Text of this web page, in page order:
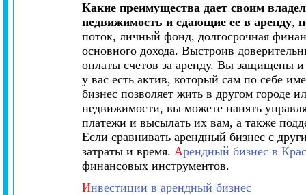
Какие преимущества дает своим
недвижимость и сдающие ее в аренду,
поток, личный фонд, долгосрочная
основного дохода. Выстроив
оплаты счетов за аренду. Вы защищены
у вас есть актив, который сам по себе
бизнес позволяет жить в другом городе
недвижимости, вы можете нанять
платежи и высылать их вам, а также
Если сравнивать арендный бизнес с
затраты и время. Арендный бизнес в
финансовых инструментов.
Инвестиции в арендный бизнес